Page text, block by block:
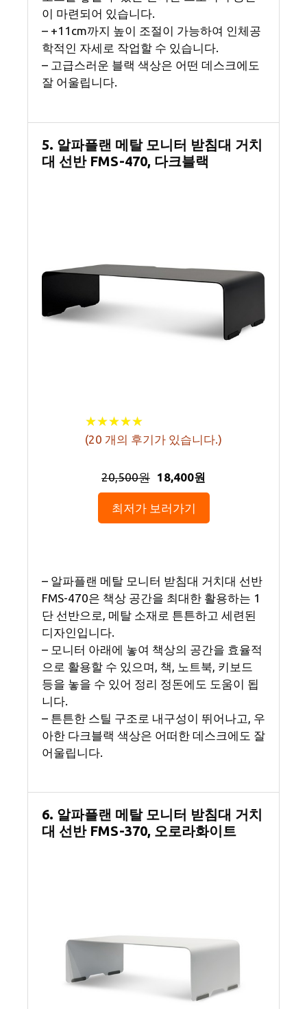
이 마련되어 있습니다.
– +11cm까지 높이 조절이 가능하여 인체공
학적인 자세로 작업할 수 있습니다.
– 고급스러운 블랙 색상은 어떤 데스크에도
잘 어울립니다.
5. 알파플랜 메탈 모니터 받침대 거치
대 선반 FMS-470, 다크블랙
★★★★★
★★★★★
(20 개의 후기가 있습니다.)
20,500원 18,400원
최저가 보러가기
– 알파플랜 메탈 모니터 받침대 거치대 선반
FMS-470은 책상 공간을 최대한 활용하는 1
단 선반으로, 메탈 소재로 튼튼하고 세련된
디자인입니다.
– 모니터 아래에 놓여 책상의 공간을 효율적
으로 활용할 수 있으며, 책, 노트북, 키보드
등을 놓을 수 있어 정리 정돈에도 도움이 됩
니다.
– 튼튼한 스틸 구조로 내구성이 뛰어나고, 우
아한 다크블랙 색상은 어떠한 데스크에도 잘
어울립니다.
6. 알파플랜 메탈 모니터 받침대 거치
대 선반 FMS-370, 오로라화이트